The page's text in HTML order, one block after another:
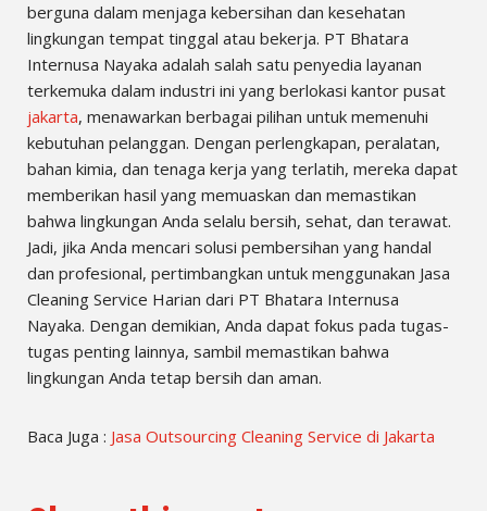
berguna dalam menjaga kebersihan dan kesehatan
lingkungan tempat tinggal atau bekerja. PT Bhatara
Internusa Nayaka adalah salah satu penyedia layanan
terkemuka dalam industri ini yang berlokasi kantor pusat
jakarta, menawarkan berbagai pilihan untuk memenuhi
kebutuhan pelanggan. Dengan perlengkapan, peralatan,
bahan kimia, dan tenaga kerja yang terlatih, mereka dapat
memberikan hasil yang memuaskan dan memastikan
bahwa lingkungan Anda selalu bersih, sehat, dan terawat.
Jadi, jika Anda mencari solusi pembersihan yang handal
dan profesional, pertimbangkan untuk menggunakan Jasa
Cleaning Service Harian dari PT Bhatara Internusa
Nayaka. Dengan demikian, Anda dapat fokus pada tugas-
tugas penting lainnya, sambil memastikan bahwa
lingkungan Anda tetap bersih dan aman.
Baca Juga : Jasa Outsourcing Cleaning Service di Jakarta